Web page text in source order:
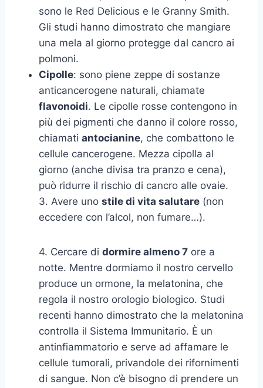
sono le Red Delicious e le Granny Smith.
Gli studi hanno dimostrato che mangiare
una mela al giorno protegge dal cancro ai
polmoni.
Cipolle: sono piene zeppe di sostanze
anticancerogene naturali, chiamate
flavonoidi. Le cipolle rosse contengono in
più dei pigmenti che danno il colore rosso,
chiamati antocianine, che combattono le
cellule cancerogene. Mezza cipolla al
giorno (anche divisa tra pranzo e cena),
può ridurre il rischio di cancro alle ovaie.
3. Avere uno stile di vita salutare (non
eccedere con l’alcol, non fumare…).
4. Cercare di dormire almeno 7 ore a
notte. Mentre dormiamo il nostro cervello
produce un ormone, la melatonina, che
regola il nostro orologio biologico. Studi
recenti hanno dimostrato che la melatonina
controlla il Sistema Immunitario. È un
antinfiammatorio e serve ad affamare le
cellule tumorali, privandole dei rifornimenti
di sangue. Non c’è bisogno di prendere un